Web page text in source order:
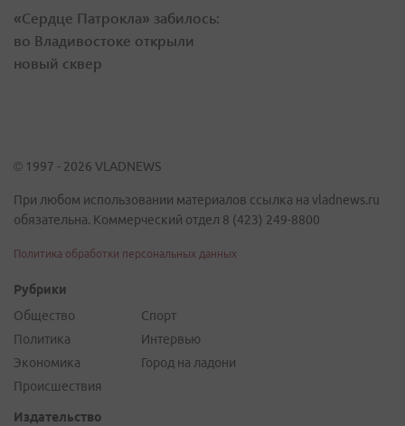
«Сердце Патрокла» забилось:
во Владивостоке открыли
новый сквер
© 1997 - 2026 VLADNEWS
При любом использовании материалов ссылка на vladnews.ru
обязательна. Коммерческий отдел 8 (423) 249-8800
Политика обработки персональных данных
Рубрики
Общество
Политика
Экономика
Происшествия
Спорт
Интервью
Город на ладони
Издательство